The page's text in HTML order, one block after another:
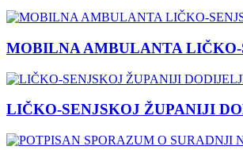
MOBILNA AMBULANTA
LIČKO-SENJSKOJ ŽUPANIJI